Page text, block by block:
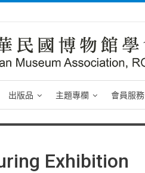
出版品 主題專欄 會員服務
Exhibition